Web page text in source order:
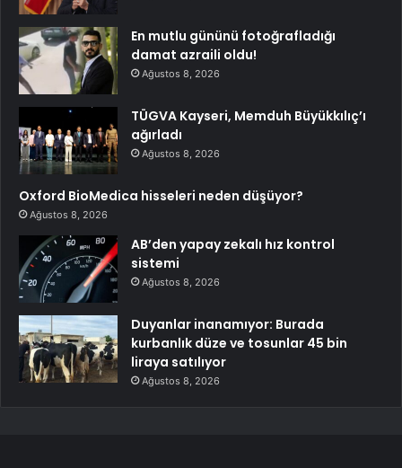
En mutlu gününü fotoğrafladığı
damat azraili oldu!
Ağustos 8, 2026
TÜGVA Kayseri, Memduh Büyükkılıç’ı
ağırladı
Ağustos 8, 2026
Oxford BioMedica hisseleri neden düşüyor?
Ağustos 8, 2026
AB’den yapay zekalı hız kontrol
sistemi
Ağustos 8, 2026
Duyanlar inanamıyor: Burada
kurbanlık düze ve tosunlar 45 bin
liraya satılıyor
Ağustos 8, 2026